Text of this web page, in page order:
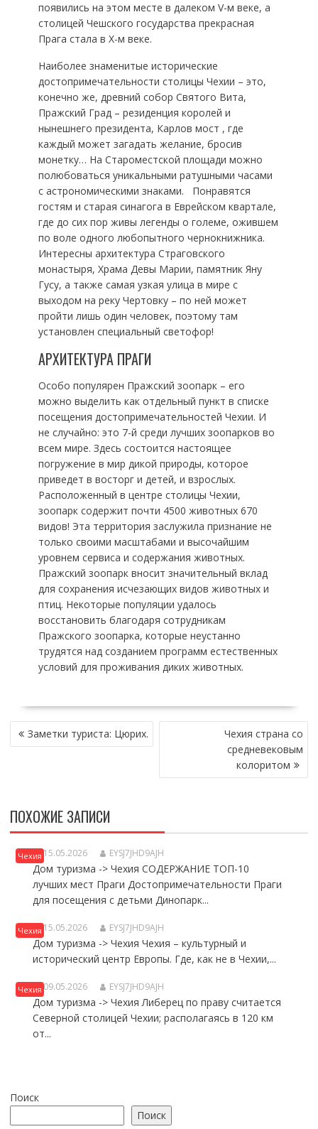
появились на этом месте в далеком V-м веке, а
столицей Чешского государства прекрасная
Прага стала в X-м веке.
Наиболее знаменитые исторические
достопримечательности столицы Чехии – это,
конечно же, древний собор Святого Вита,
Пражский Град – резиденция королей и
нынешнего президента, Карлов мост , где
каждый может загадать желание, бросив
монетку… На Староместской площади можно
полюбоваться уникальными ратушными часами
с астрономическими знаками. Понравятся
гостям и старая синагога в Еврейском квартале,
где до сих пор живы легенды о големе, ожившем
по воле одного любопытного чернокнижника.
Интересны архитектура Страговского
монастыря, Храма Девы Марии, памятник Яну
Гусу, а также самая узкая улица в мире с
выходом на реку Чертовку – по ней может
пройти лишь один человек, поэтому там
установлен специальный светофор!
АРХИТЕКТУРА ПРАГИ
Особо популярен Пражский зоопарк – его
можно выделить как отдельный пункт в списке
посещения достопримечательностей Чехии. И
не случайно: это 7-й среди лучших зоопарков во
всем мире. Здесь состоится настоящее
погружение в мир дикой природы, которое
приведет в восторг и детей, и взрослых.
Расположенный в центре столицы Чехии,
зоопарк содержит почти 4500 животных 670
видов! Эта территория заслужила признание не
только своими масштабами и высочайшим
уровнем сервиса и содержания животных.
Пражский зоопарк вносит значительный вклад
для сохранения исчезающих видов животных и
птиц. Некоторые популяции удалось
восстановить благодаря сотрудникам
Пражского зоопарка, которые неустанно
трудятся над созданием программ естественных
условий для проживания диких животных.
НАВИГАЦИЯ
ПО Заметки туриста: Цюрих.
Чехия страна со
средневековым
колоритом
ПОХОЖИЕ ЗАПИСИ
Чехия
ЧТО ПОСМОТРЕТЬ В ПРАГЕ С ДЕТЬМИ
15.05.2026 EYSJ7JHD9AJH
Дом туризма -> Чехия СОДЕРЖАНИЕ ТОП-10
лучших мест Праги Достопримечательности Праги
для посещения с детьми Динопарк...
Чехия
ЧЕХИЯ СТРАНА СО СРЕДНЕВЕКОВЫМ КОЛОРИТОМ
15.05.2026 EYSJ7JHD9AJH
Дом туризма -> Чехия Чехия – культурный и
исторический центр Европы. Где, как не в Чехии,...
Чехия
ДОСТОПРИМЕЧАТЕЛЬНОСТИ ГОРОДА ЛИБЕРЕЦ В ЧЕХИИ
09.05.2026 EYSJ7JHD9AJH
Дом туризма -> Чехия Либерец по праву считается
Северной столицей Чехии; располагаясь в 120 км
от...
Поиск
Поиск